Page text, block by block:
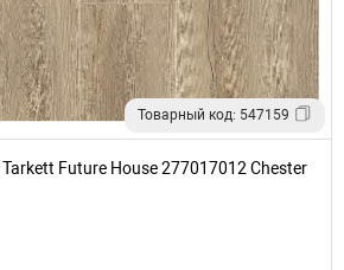
Товарный код: 547159
Future House 277017012 Chester